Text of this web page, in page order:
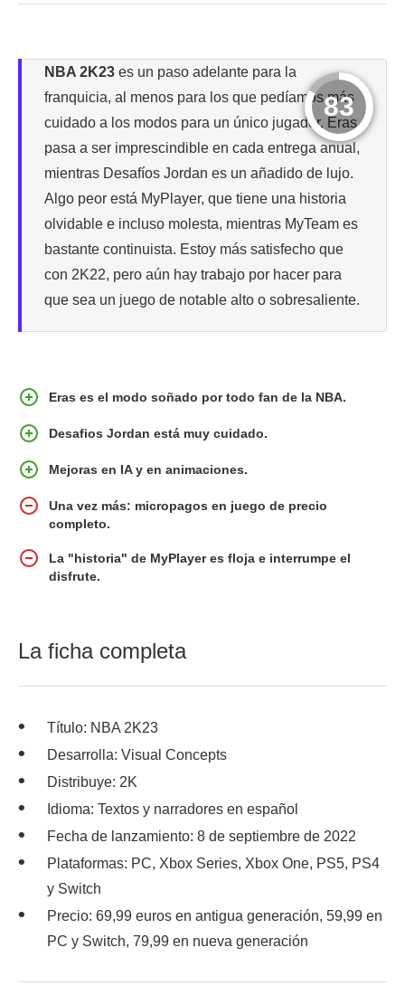
83
NBA 2K23 es un paso adelante para la
franquicia, al menos para los que pedíamos más
cuidado a los modos para un único jugador. Eras
pasa a ser imprescindible en cada entrega anual,
mientras Desafíos Jordan es un añadido de lujo.
Algo peor está MyPlayer, que tiene una historia
olvidable e incluso molesta, mientras MyTeam es
bastante continuista. Estoy más satisfecho que
con 2K22, pero aún hay trabajo por hacer para
que sea un juego de notable alto o sobresaliente.
Eras es el modo soñado por todo fan de la NBA.
Desafios Jordan está muy cuidado.
Mejoras en IA y en animaciones.
Una vez más: micropagos en juego de precio
completo.
La "historia" de MyPlayer es floja e interrumpe el
disfrute.
La ficha completa
Título: NBA 2K23
Desarrolla: Visual Concepts
Distribuye: 2K
Idioma: Textos y narradores en español
Fecha de lanzamiento: 8 de septiembre de 2022
Plataformas: PC, Xbox Series, Xbox One, PS5, PS4
y Switch
Precio: 69,99 euros en antigua generación, 59,99 en
PC y Switch, 79,99 en nueva generación